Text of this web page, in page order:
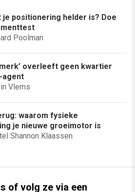
je positionering helder is? Doe
Poolman
overleeft geen kwartier
agent
Vlems
waarom fysieke
je nieuwe groeimotor is
Shannon Klaassen
of volg ze via een